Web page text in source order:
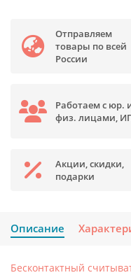
Отправляем
товары по всей
России
Работаем с юр.
физ. лицами,
Акции, скидки,
подарки
Описание
Бесконтактный